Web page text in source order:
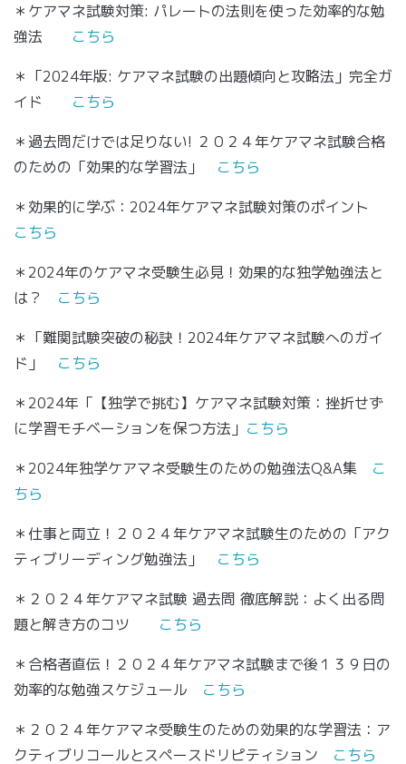
＊ケアマネ試験対策: パレートの法則を使った効率的な勉
強法 こちら
＊「2024年版: ケアマネ試験の出題傾向と攻略法」完全ガ
イド こちら
＊過去問だけでは足りない! ２０２４年ケアマネ試験合格
のための「効果的な学習法」 こちら
＊効果的に学ぶ：2024年ケアマネ試験対策のポイント
こちら
＊2024年のケアマネ受験生必見！効果的な独学勉強法と
は？ こちら
＊「難関試験突破の秘訣！2024年ケアマネ試験へのガイ
ド」 こちら
＊2024年「【独学で挑む】ケアマネ試験対策：挫折せず
に学習モチベーションを保つ方法」 こちら
＊2024年独学ケアマネ受験生のための勉強法Q&A集 こ
ちら
＊仕事と両立！２０２４年ケアマネ試験生のための「アク
ティブリーディング勉強法」 こちら
＊２０２４年ケアマネ試験 過去問 徹底解説：よく出る問
題と解き方のコツ こちら
＊合格者直伝！２０２４年ケアマネ試験まで後１３９日の
効率的な勉強スケジュール こちら
＊２０２４年ケアマネ受験生のための効果的な学習法：ア
クティブリコールとスペースドリピティション こちら